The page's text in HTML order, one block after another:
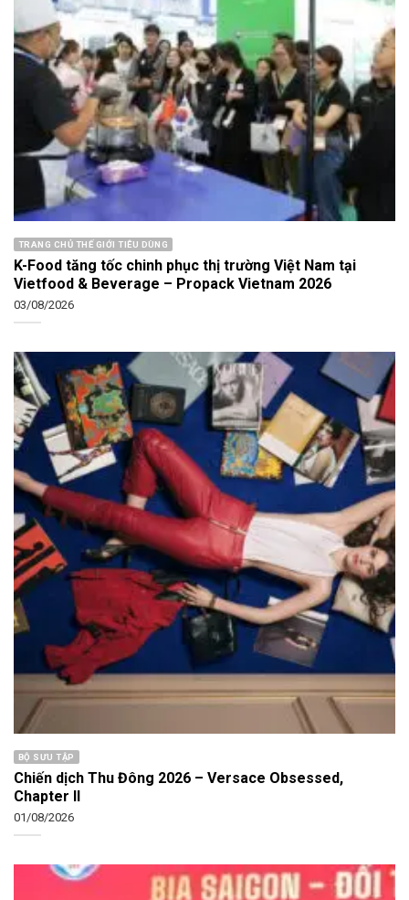
TRANG CHỦ THẾ GIỚI TIÊU DÙNG
K-Food tăng tốc chinh phục thị trường Việt Nam tại
Vietfood & Beverage – Propack Vietnam 2026
03/08/2026
BỘ SƯU TẬP
Chiến dịch Thu Đông 2026 – Versace Obsessed,
Chapter II
01/08/2026